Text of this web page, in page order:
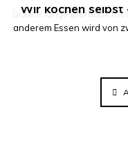
Wir kochen selbst
ElisaBeet -